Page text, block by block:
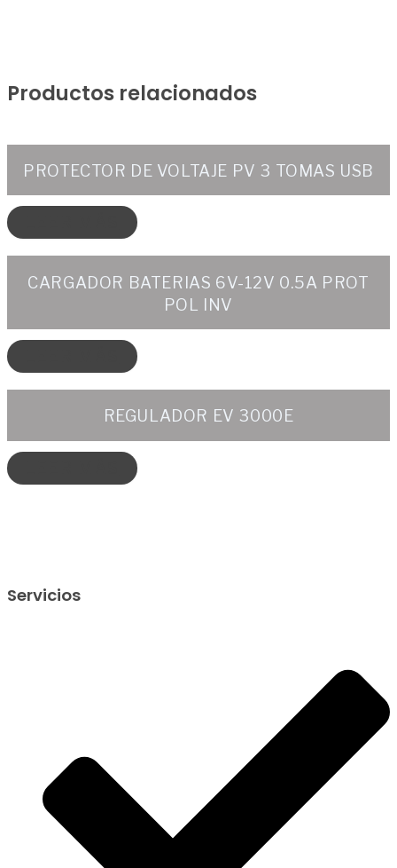
Productos relacionados
PROTECTOR DE VOLTAJE PV 3 TOMAS USB
CARGADOR BATERIAS 6V-12V 0.5A PROT
POL INV
REGULADOR EV 3000E
Servicios